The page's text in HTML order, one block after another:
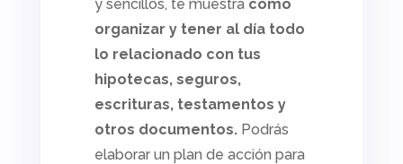
y sencillos, te muestra cómo
organizar y tener al día todo
lo relacionado con tus
hipotecas, seguros,
escrituras, testamentos y
otros documentos.Podrás
elaborar un plan de acción para